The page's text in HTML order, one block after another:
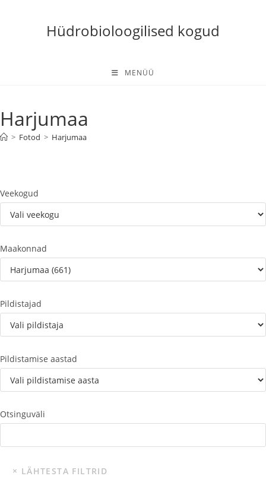
Hüdrobioloogilised kogud
MENÜÜ
Harjumaa
> Fotod > Harjumaa
Veekogud
Maakonnad
Pildistajad
Pildistamise aastad
Otsinguväli